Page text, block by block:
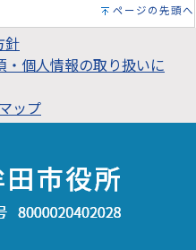
ページの先頭へ
針
・個人情報の取り扱いに
ップ